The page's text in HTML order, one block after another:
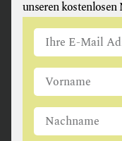
ANGUS &
FLEISCH +
2326 Maria
unseren kostenlosen